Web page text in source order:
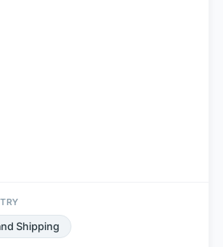
Shipping